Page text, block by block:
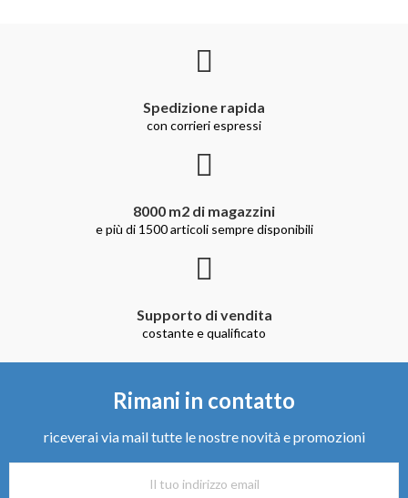
Spedizione rapida
con corrieri espressi
8000 m2 di magazzini
e più di 1500 articoli sempre disponibili
Supporto di vendita
costante e qualificato
Rimani in contatto
riceverai via mail tutte le nostre novità e promozioni